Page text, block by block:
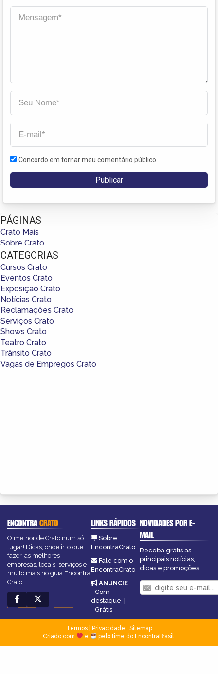
Concordo em tornar meu comentário público
PÁGINAS
Crato Mais
Sobre Crato
CATEGORIAS
Cursos Crato
Eventos Crato
Exposição Crato
Notícias Crato
Reclamações Crato
Serviços Crato
Shows Crato
Teatro Crato
Trânsito Crato
Vagas de Empregos Crato
ENCONTRACRATO
O melhor de Crato num só
lugar! Dicas, onde ir, o que
fazer, as melhores
empresas, locais, serviços e
muito mais no guia Encontra
Crato.
LINKS RÁPIDOS
Sobre
EncontraCrato
Fale com o
EncontraCrato
ANUNCIE:
Com
destaque
Grátis
NOVIDADES POR E-
MAIL
Receba grátis as
principais notícias,
dicas e promoções
Termos| Privacidade
Sitemap
Criado com
e pelo time do EncontraBrasil